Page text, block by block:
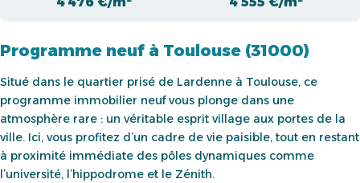
Programme neuf à Toulouse (31000)
Situé dans le quartier prisé de Lardenne à Toulouse, ce
programme immobilier neuf vous plonge dans une
atmosphère rare : un véritable esprit village aux portes de la
ville. Ici, vous profitez d’un cadre de vie paisible, tout en restant
à proximité immédiate des pôles dynamiques comme
l’université, l’hippodrome et le Zénith.